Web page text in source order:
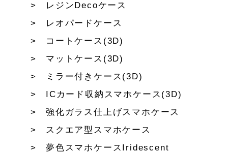
レジンDecoケース
レオパードケース
コートケース(3D)
マットケース(3D)
ミラー付きケース(3D)
ICカード収納スマホケース(3D)
強化ガラス仕上げスマホケース
スクエア型スマホケース
夢色スマホケースIridescent